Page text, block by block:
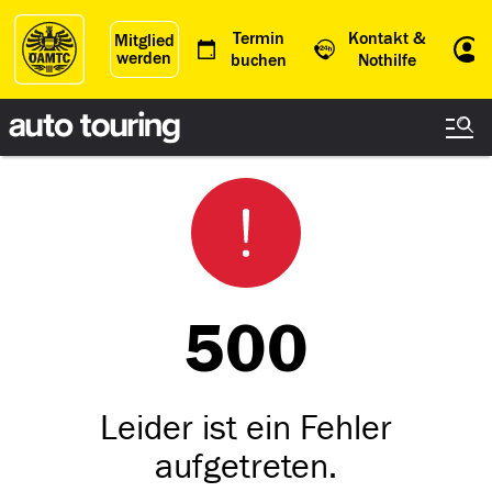
Mitglied
werden
Termin
buchen
Kontakt &
Nothilfe
500
Leider ist ein Fehler
aufgetreten.